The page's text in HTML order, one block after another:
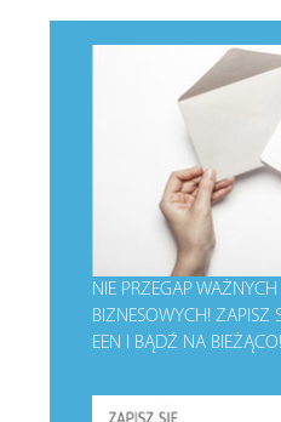
NIE PRZEGAP WAŻNYCH
BIZNESOWYCH!ZAPISZ
EEN I BĄDŹ NA BIEŻĄCO!